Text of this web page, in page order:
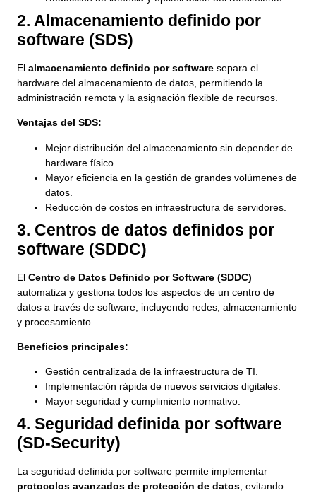
2. Almacenamiento definido por
software (SDS)
El almacenamiento definido por software separa el
hardware del almacenamiento de datos, permitiendo la
administración remota y la asignación flexible de recursos.
Ventajas del SDS:
Mejor distribución del almacenamiento sin depender de
hardware físico.
Mayor eficiencia en la gestión de grandes volúmenes de
datos.
Reducción de costos en infraestructura de servidores.
3. Centros de datos definidos por
software (SDDC)
El Centro de Datos Definido por Software (SDDC)
automatiza y gestiona todos los aspectos de un centro de
datos a través de software, incluyendo redes, almacenamiento
y procesamiento.
Beneficios principales:
Gestión centralizada de la infraestructura de TI.
Implementación rápida de nuevos servicios digitales.
Mayor seguridad y cumplimiento normativo.
4. Seguridad definida por software
(SD-Security)
La seguridad definida por software permite implementar
protocolos avanzados de protección de datos, evitando